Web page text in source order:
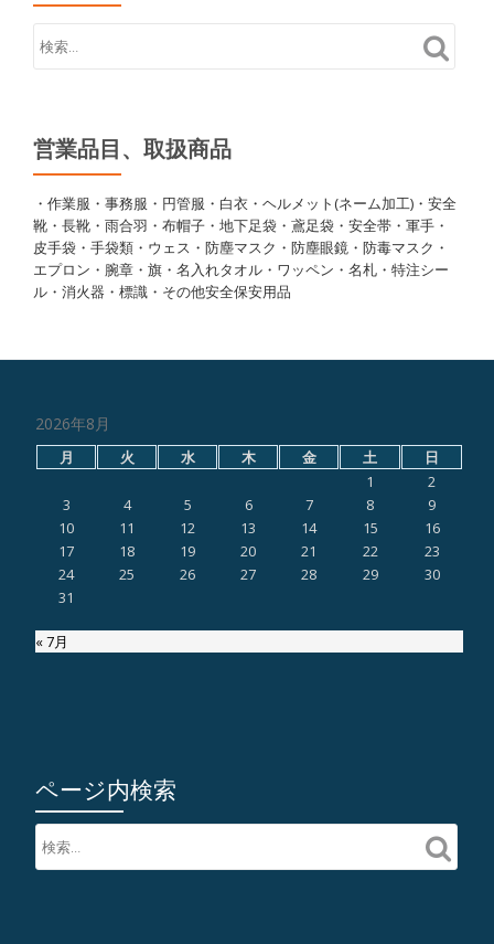
営業品目、取扱商品
・作業服・事務服・円管服・白衣・ヘルメット(ネーム加工)・安全
靴・長靴・雨合羽・布帽子・地下足袋・鳶足袋・安全帯・軍手・
皮手袋・手袋類・ウェス・防塵マスク・防塵眼鏡・防毒マスク・
エプロン・腕章・旗・名入れタオル・ワッペン・名札・特注シー
ル・消火器・標識・その他安全保安用品
2026年8月
月 火 水 木 金 土
日
1
2
3
4 5 6 7 8
9
10
11 12 13 14 15
16
17
18 19 20 21 22
23
24
25 26 27 28 29
30
31
« 7月
ページ内検索